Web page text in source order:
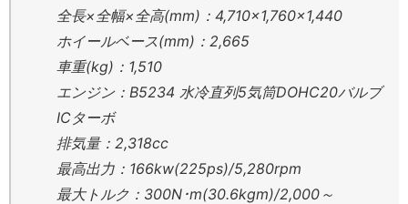
全長×全幅×全高(mm)：4,710×1,760×1,440
ホイールベース(mm)：2,665
車重(kg)：1,510
エンジン：B5234 水冷直列5気筒DOHC20バルブ
ICターボ
排気量：2,318cc
最高出力：166kw(225ps)/5,280rpm
最大トルク：300N･m(30.6kgm)/2,000～